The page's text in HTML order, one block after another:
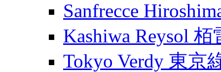
Sanfrecce
Kashiwa Reysol
Tokyo Verdy 東京